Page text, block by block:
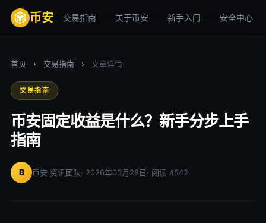
币安 交易指南 关于币安 新手入门 安全中心
首页 › 交易指南 › 文章详情
交易指南
币安固定收益是什么？新手分步上手
指南
B 币安 资讯团队· 2026年05月28日· 阅读 4542